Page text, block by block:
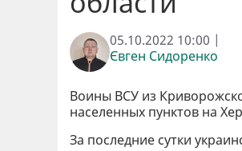
05.10.2022 10:00 |
Євген Сидоренко
Воины ВСУ из
населенных пунктов на
За последние сутки